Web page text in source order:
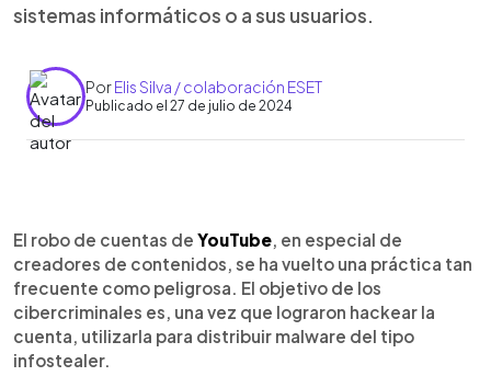
sistemas informáticos o a sus usuarios.
PorElis Silva / colaboración ESET
Publicado el 27 de julio de 2024
► Escuchar artículo
El robo de cuentas de YouTube , en especial de
creadores de contenidos, se ha vuelto una práctica tan
frecuente como peligrosa. El objetivo de los
cibercriminales es, una vez que lograron hackear la
cuenta, utilizarla para distribuir malware del tipo
infostealer.